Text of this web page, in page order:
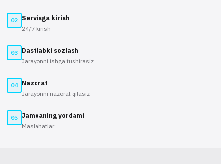
02 Servisga kirish
24/7 kirish
03 Dastlabki sozlash
Jarayonni ishga tushirasiz
04 Nazorat
Jarayonni nazorat qilasiz
05 Jamoaning yordami
Maslahatlar